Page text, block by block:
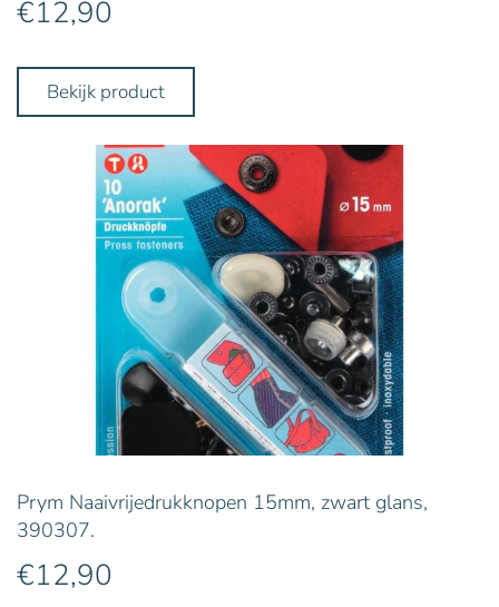
€12,90
Bekijk product
Prym Naaivrijedrukknopen 15mm, zwart glans,
390307.
€12,90